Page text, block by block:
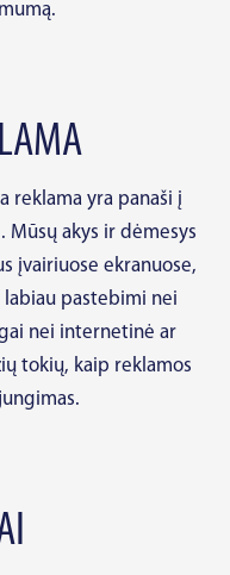
reklama yra panaši į
akys ir dėmesys
įvairiuose ekranuose,
pastebimi nei
nei internetinė ar
tokių, kaip reklamos